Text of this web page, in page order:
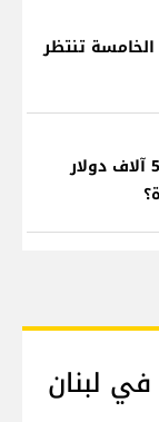
تنتظر
راتب النائب من 3 آلاف إلى 5 آلاف دولار
لبنان